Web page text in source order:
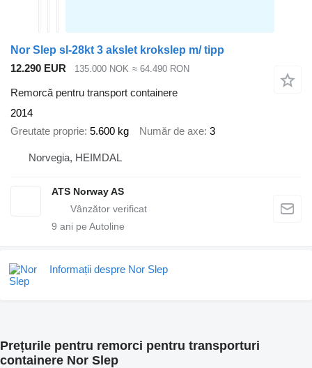
Nor Slep sl-28kt 3 akslet krokslep m/ tipp
12.290 EUR
135.000 NOK ≈ 64.490 RON
Remorcă pentru transport containere
2014
Greutate proprie 5.600 kg Număr de axe 3
Norvegia, HEIMDAL
ATS Norway AS
9 ani pe Autoline
Informații despre Nor Slep
Prețurile pentru remorci pentru transporturi
containere Nor Slep